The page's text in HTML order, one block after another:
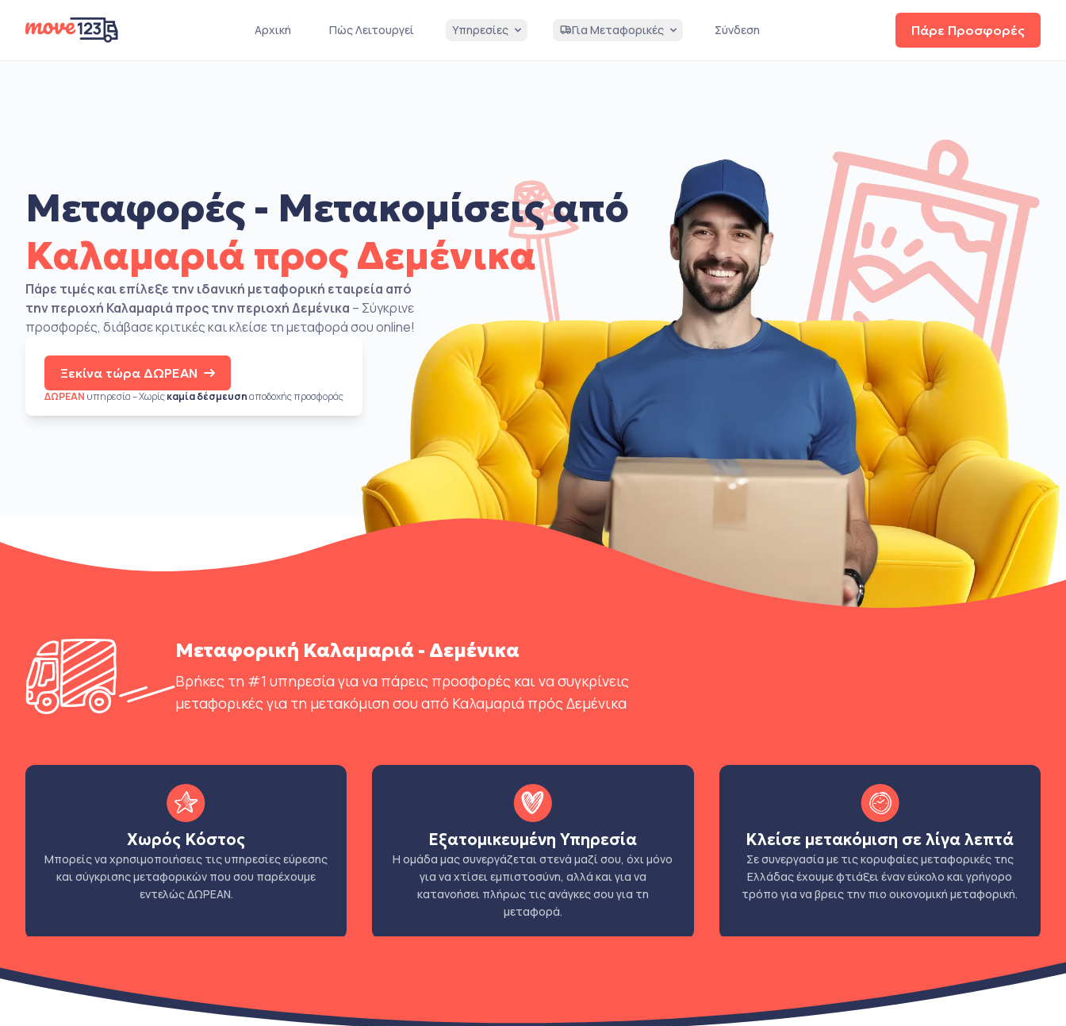
Πάρε Προσφορές
Αρχική Πώς Λειτουργεί Υπηρεσίες Για Μεταφορικές Σύνδεση
Μεταφορές - Μετακομίσεις από
Καλαμαριά προς Δεμένικα
Πάρε τιμές και επίλεξε την ιδανική μεταφορική εταιρεία από
την περιοχή Καλαμαριά προς την περιοχή Δεμένικα – Σύγκρινε
προσφορές, διάβασε κριτικές και κλείσε τη μεταφορά σου online!
Ξεκίνα τώρα ΔΩΡΕΑΝ
ΔΩΡΕΑΝ υπηρεσία – Χωρίςκαμία δέσμευσηαποδοχής προσφοράς
Μεταφορική Καλαμαριά - Δεμένικα
Βρήκες τη #1 υπηρεσία για να πάρεις προσφορές και να συγκρίνεις
μεταφορικές για τη μετακόμιση σου από Καλαμαριά πρός Δεμένικα
Χωρός Κόστος
Μπορείς να χρησιμοποιήσεις τις υπηρεσίες εύρεσης
και σύγκρισης μεταφορικών που σου παρέχουμε
εντελώς ΔΩΡΕΑΝ.
Εξατομικευμένη Υπηρεσία
Η ομάδα μας συνεργάζεται στενά μαζί σου, όχι μόνο
για να χτίσει εμπιστοσύνη, αλλά και για να
κατανοήσει πλήρως τις ανάγκες σου για τη
μεταφορά.
Κλείσε μετακόμιση σε λίγα λεπτά
Σε συνεργασία με τις κορυφαίες μεταφορικές της
Ελλάδας έχουμε φτιάξει έναν εύκολο και γρήγορο
τρόπο για να βρεις την πιο οικονομική μεταφορική.